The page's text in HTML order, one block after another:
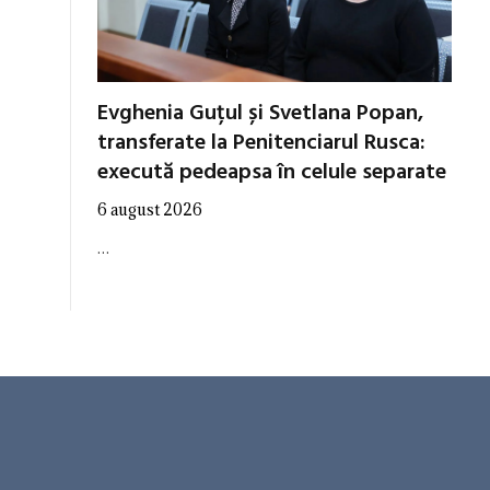
Evghenia Guțul și Svetlana Popan,
transferate la Penitenciarul Rusca:
execută pedeapsa în celule separate
6 august 2026
…